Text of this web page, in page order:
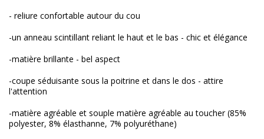
- reliure confortable autour du cou
-un anneau scintillant reliant le haut et le bas - chic et élégance
-matière brillante - bel aspect
-coupe séduisante sous la poitrine et dans le dos - attire
l'attention
-matière agréable et souple matière agréable au toucher (85%
polyester, 8% élasthanne, 7% polyuréthane)